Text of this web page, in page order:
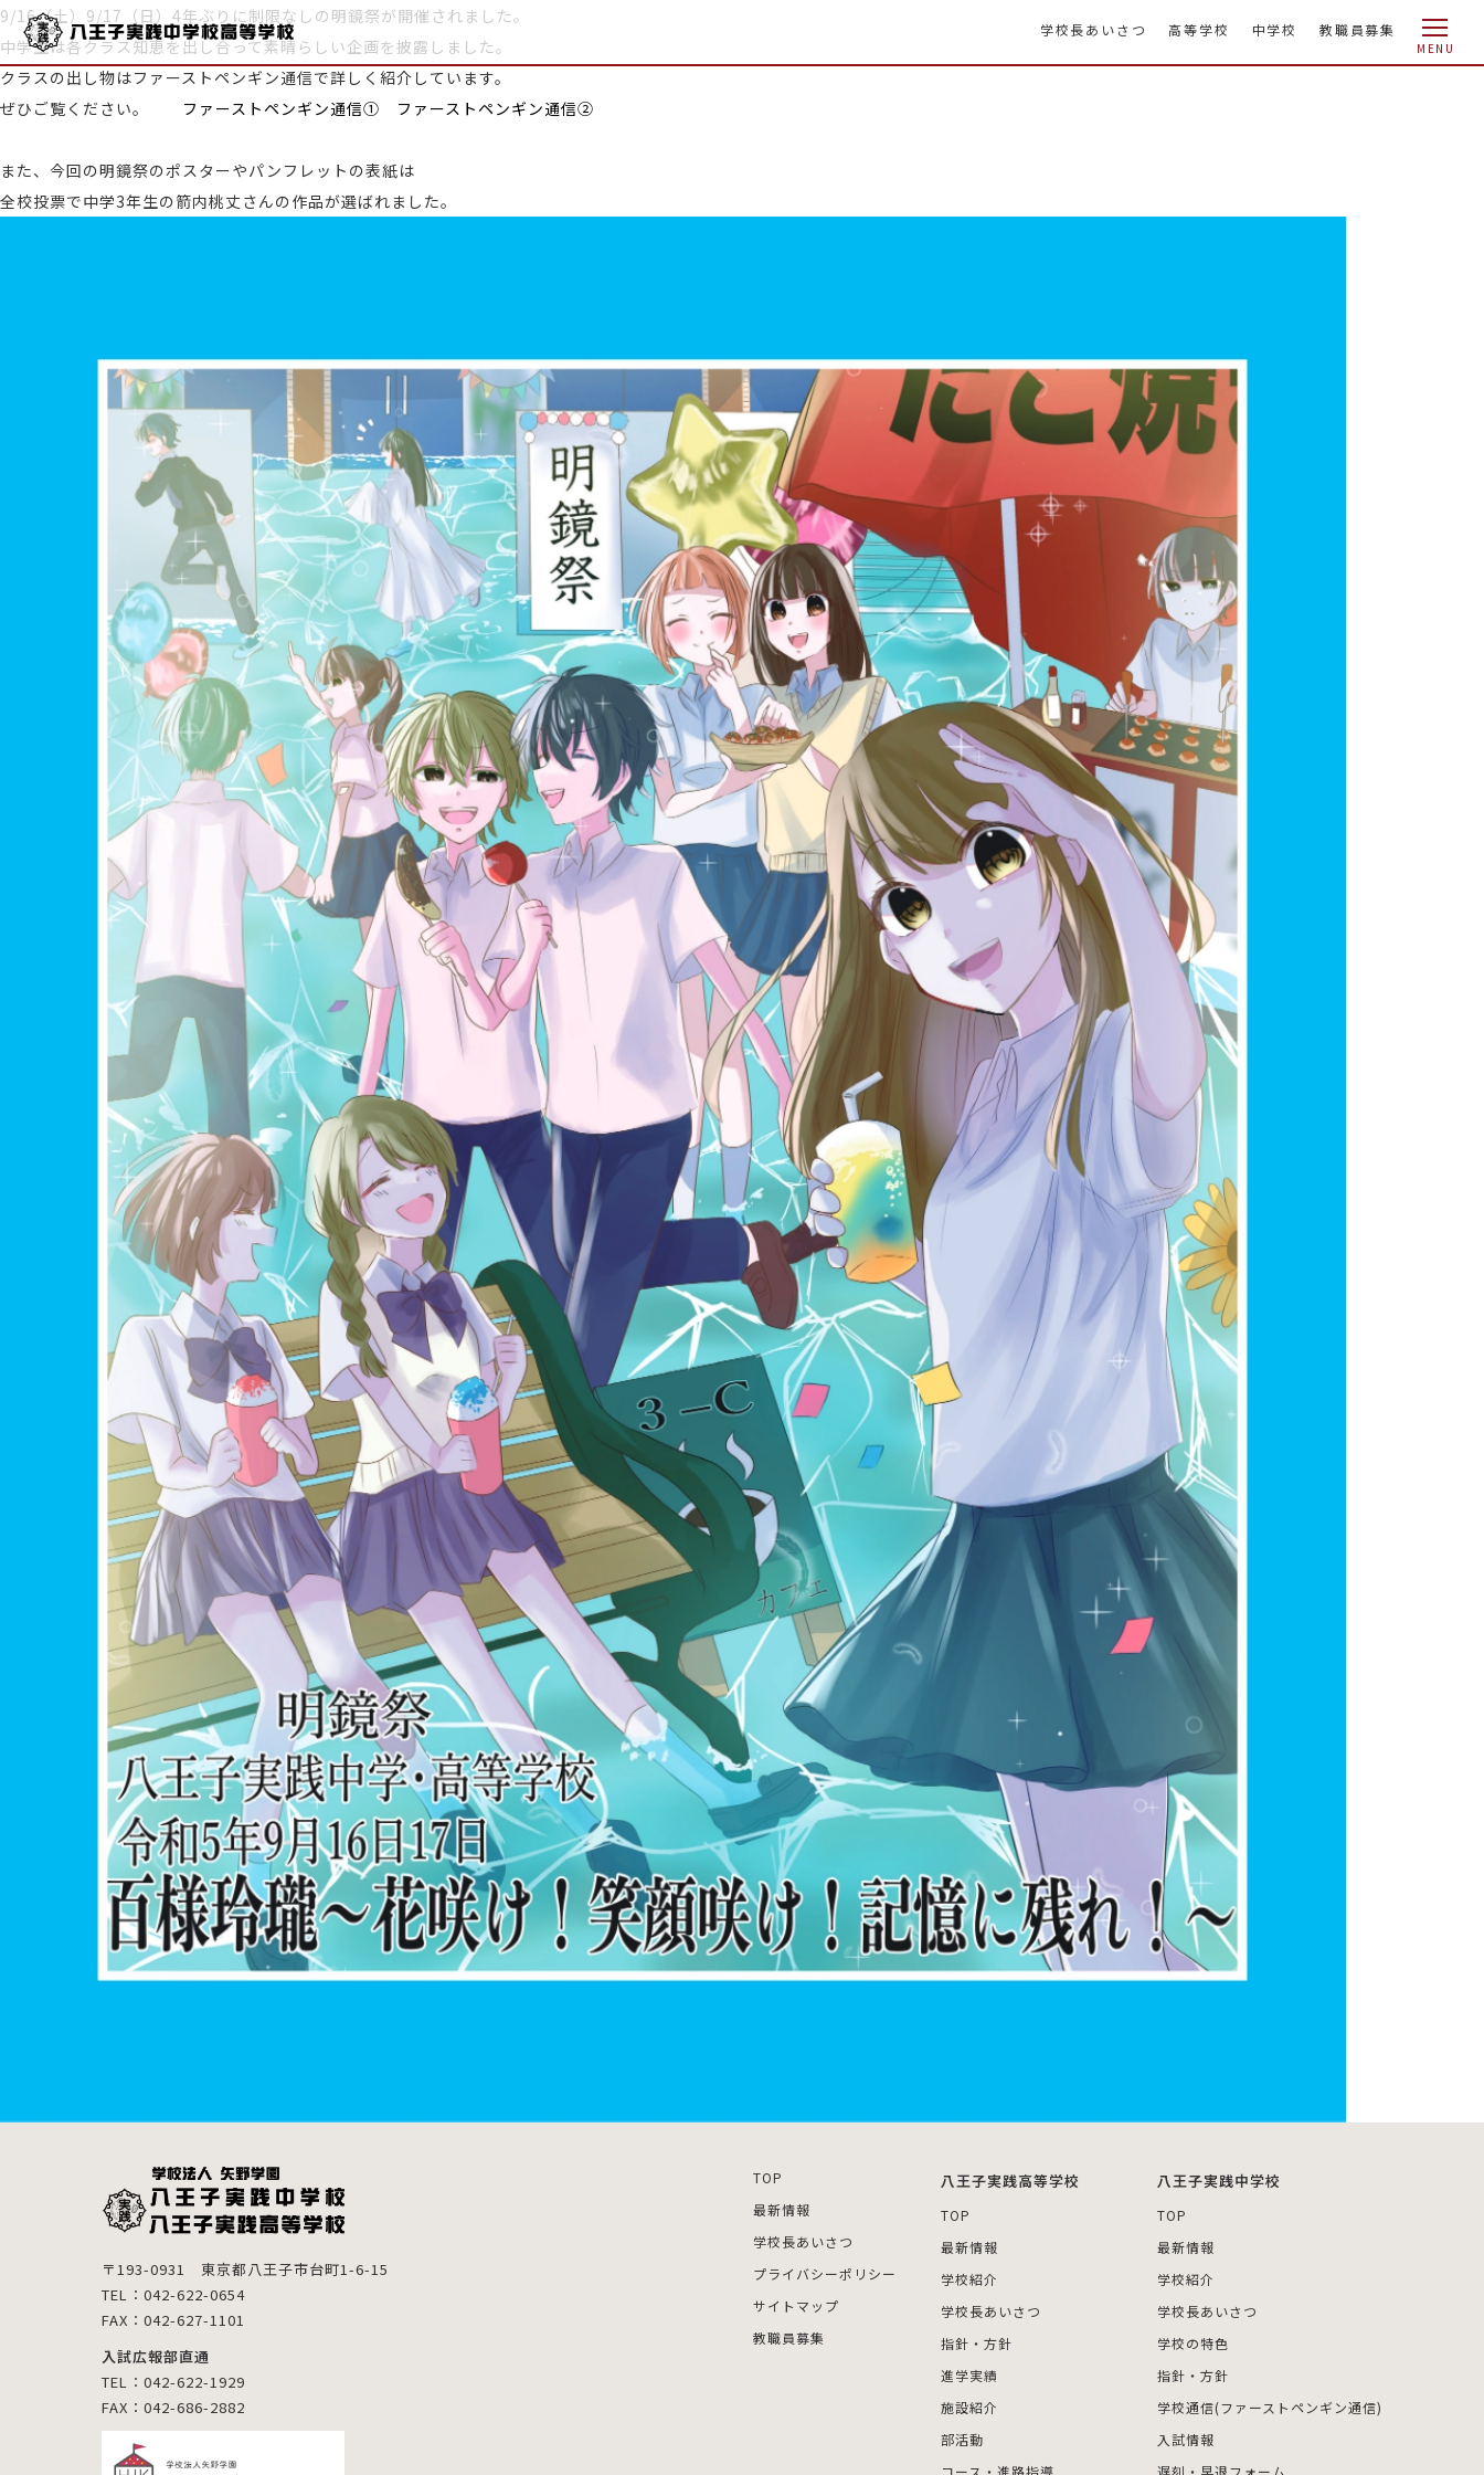
学校長あいさつ 高等学校 中学校 教職員募集
MENU
9/16（土）9/17（日）4年ぶりに制限なしの明鏡祭が開催されました。
中学生は各クラス知恵を出し合って素晴らしい企画を披露しました。
クラスの出し物はファーストペンギン通信で詳しく紹介しています。
ぜひご覧ください。 ファーストペンギン通信① ファーストペンギン通信②
また、今回の明鏡祭のポスターやパンフレットの表紙は
全校投票で中学3年生の箭内桃丈さんの作品が選ばれました。
〒193-0931 東京都八王子市台町1-6-15
TEL：042-622-0654
FAX：042-627-1101
入試広報部直通
TEL：042-622-1929
FAX：042-686-2882
TOP
最新情報
学校長あいさつ
プライバシーポリシー
サイトマップ
教職員募集
八王子実践高等学校
TOP
最新情報
学校紹介
学校長あいさつ
指針・方針
進学実績
施設紹介
部活動
コース・進路指導
八王子実践中学校
TOP
最新情報
学校紹介
学校長あいさつ
学校の特色
指針・方針
学校通信(ファーストペンギン通信)
入試情報
遅刻・早退フォーム